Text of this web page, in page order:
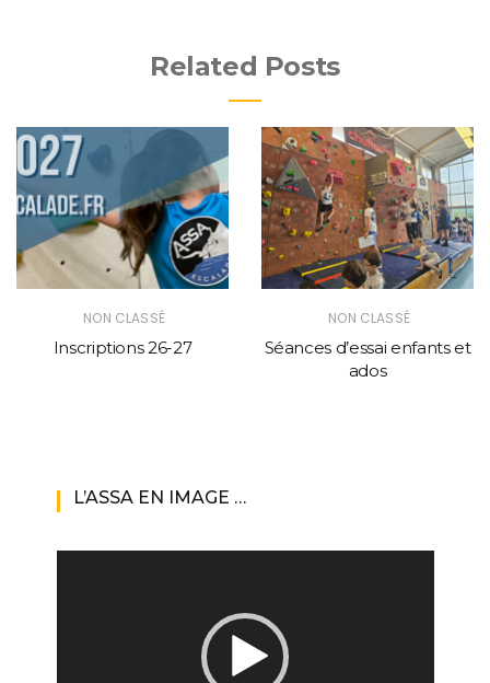
Related Posts
NON CLASSÉ
Inscriptions 26-27
NON CLASSÉ
Séances d’essai enfants et
ados
L’ASSA EN IMAGE …